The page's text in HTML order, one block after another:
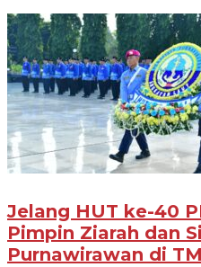
Jelang HUT ke-40
Pimpin Ziarah dan
Purnawirawan di